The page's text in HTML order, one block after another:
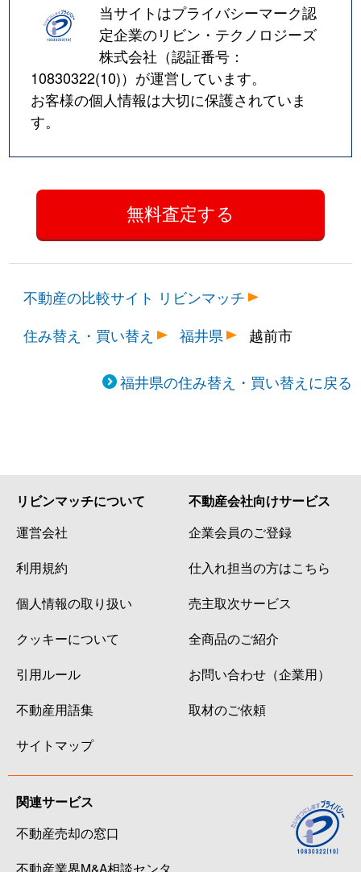
当サイトはプライバシーマーク認
定企業のリビン・テクノロジーズ
株式会社（認証番号：
10830322(10)）が運営しています。
お客様の個人情報は大切に保護されていま
す。
不動産の比較サイト リビンマッチ
住み替え・買い替え
福井県 越前市
福井県の住み替え・買い替えに戻る
リビンマッチについて
運営会社
利用規約
個人情報の取り扱い
クッキーについて
引用ルール
不動産用語集
サイトマップ
不動産会社向けサービス
企業会員のご登録
仕入れ担当の方はこちら
売主取次サービス
全商品のご紹介
お問い合わせ（企業用）
取材のご依頼
関連サービス
不動産売却の窓口
不動産業界M&A相談センタ